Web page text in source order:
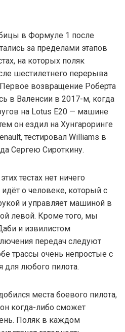
в Формуле 1 после
за пределами этапов
на которых поляк
шестилетнего перерыва
возвращение Роберта
в Валенсии в 2017-м, когда
на Lotus E20 — машине
он ездил на Хунгароринге
тестировал Williams в
Сергею Сироткину.
тестах нет ничего
о человеке, который с
и управляет машиной в
левой. Кроме того, мы
и извилистом
передач следуют
трассы очень непростые с
для любого пилота.
места боевого пилота,
когда-либо сможет
Поляк в каждом